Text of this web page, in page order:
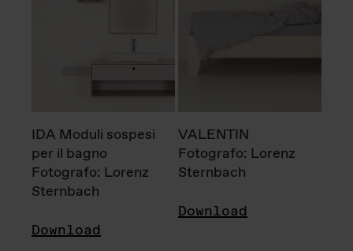
IDA Moduli sospesi
per il bagno
Fotografo: Lorenz
Sternbach
Download
VALENTIN
Fotografo: Lorenz
Sternbach
Download